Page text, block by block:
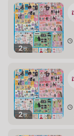
2枚
2枚